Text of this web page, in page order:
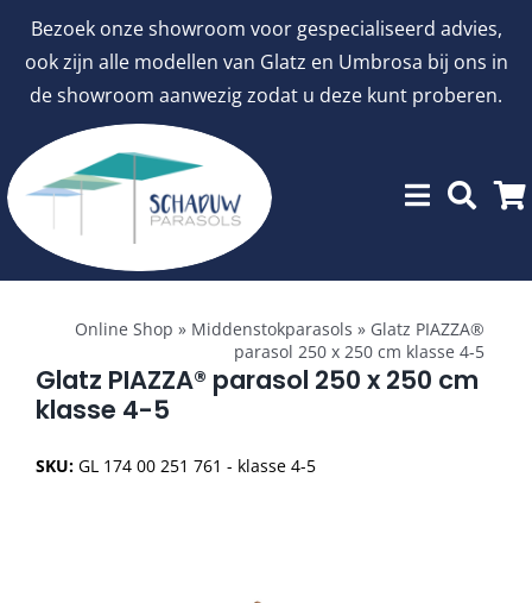
Bezoek onze showroom voor gespecialiseerd advies,
ook zijn alle modellen van Glatz en Umbrosa bij ons in
de showroom aanwezig zodat u deze kunt proberen.
inhoud
Toggle
aanbiedingen
Online Shop » Middenstokparasols » Glatz PIAZZA®
parasol 250 x 250 cm klasse 4-5
Glatz PIAZZA® parasol 250 x 250 cm
klasse 4-5
SKU: GL 174 00 251 761 - klasse 4-5